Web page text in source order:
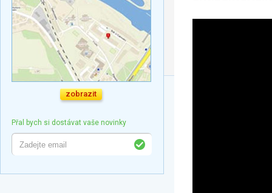
zobrazit
Přal bych si dostávat vaše novinky